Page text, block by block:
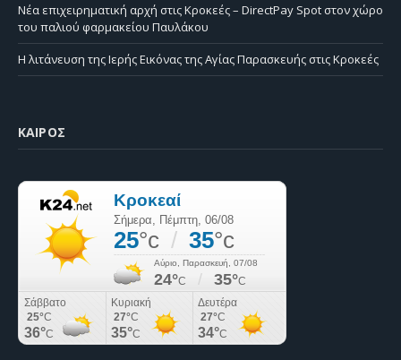
Νέα επιχειρηματική αρχή στις Κροκεές – DirectPay Spot στον χώρο
του παλιού φαρμακείου Παυλάκου
Η λιτάνευση της Ιερής Εικόνας της Αγίας Παρασκευής στις Κροκεές
ΚΑΙΡΌΣ